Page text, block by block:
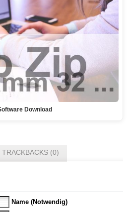
Download
TRACKBACKS (0)
Name (Notwendig)